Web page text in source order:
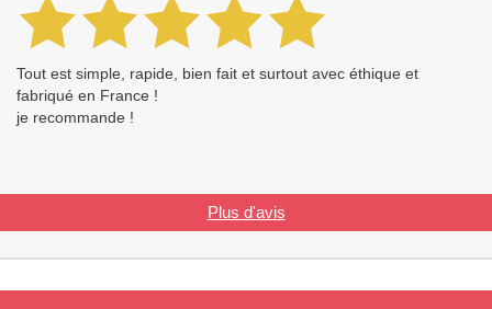
Tout est simple, rapide, bien fait et surtout avec éthique et
fabriqué en France !
je recommande !
Plus d'avis